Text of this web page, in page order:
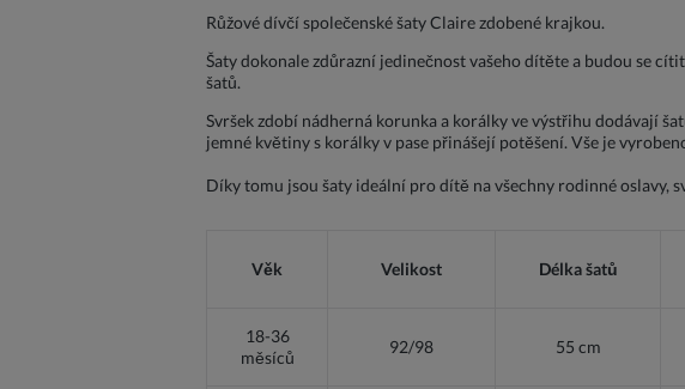
Růžové dívčí společenské šaty Claire zdobené krajkou.
Šaty dokonale zdůrazní jedinečnost vašeho dítěte a budou se
šatů.
Svršek zdobí nádherná korunka a korálky ve výstřihu dodávají
jemné květiny s korálky v pase přinášejí potěšení. Vše je
Díky tomu jsou šaty ideální pro dítě na všechny rodinné oslavy,
Věk Velikost Délka šatů
18-36
měsíců
92/98 55 cm